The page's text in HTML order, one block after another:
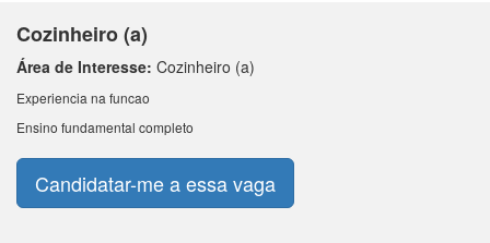
Cozinheiro (a)
Área de Interesse: Cozinheiro (a)
Experiencia na funcao
Ensino fundamental completo
Candidatar-me a essa vaga